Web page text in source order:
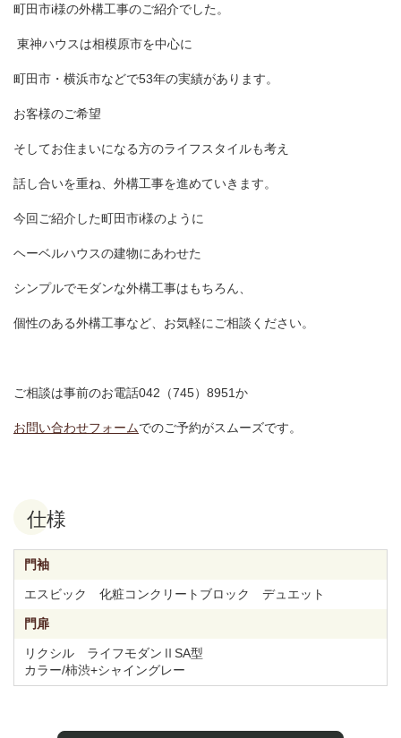
町田市i様の外構工事のご紹介でした。
東神ハウスは相模原市を中心に
町田市・横浜市などで53年の実績があります。
お客様のご希望
そしてお住まいになる方のライフスタイルも考え
話し合いを重ね、外構工事を進めていきます。
今回ご紹介した町田市i様のように
ヘーベルハウスの建物にあわせた
シンプルでモダンな外構工事はもちろん、
個性のある外構工事など、お気軽にご相談ください。
ご相談は事前のお電話042 （745） 8951か
お問い合わせフォームでのご予約がスムーズです。
仕様
門袖
エスビック 化粧コンクリートブロック デュエット
門扉
リクシル ライフモダンⅡSA型
カラー/柿渋+シャイングレー